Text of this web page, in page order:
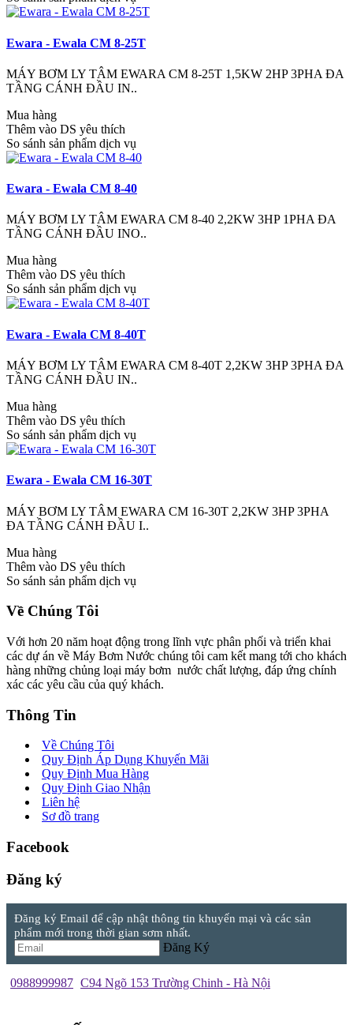
Ewara - Ewala CM 8-25T
MÁY BƠM LY TÂM EWARA CM 8-25T 1,5KW 2HP 3PHA ĐA
TẦNG CÁNH ĐẦU IN..
Mua hàng
Thêm vào DS yêu thích
So sánh sản phẩm dịch vụ
Ewara - Ewala CM 8-40
MÁY BƠM LY TÂM EWARA CM 8-40 2,2KW 3HP 1PHA ĐA
TẦNG CÁNH ĐẦU INO..
Mua hàng
Thêm vào DS yêu thích
So sánh sản phẩm dịch vụ
Ewara - Ewala CM 8-40T
MÁY BƠM LY TÂM EWARA CM 8-40T 2,2KW 3HP 3PHA ĐA
TẦNG CÁNH ĐẦU IN..
Mua hàng
Thêm vào DS yêu thích
So sánh sản phẩm dịch vụ
Ewara - Ewala CM 16-30T
MÁY BƠM LY TÂM EWARA CM 16-30T 2,2KW 3HP 3PHA
ĐA TẦNG CÁNH ĐẦU I..
Mua hàng
Thêm vào DS yêu thích
So sánh sản phẩm dịch vụ
Về Chúng Tôi
Với hơn 20 năm hoạt động trong lĩnh vực phân phối và triển khai
các dự án về Máy Bơm Nước chúng tôi cam kết mang tới cho khách
hàng những chủng loại máy bơm nước chất lượng, đáp ứng chính
xác các yêu cầu của quý khách.
Thông Tin
Về Chúng Tôi
Quy Định Áp Dụng Khuyến Mãi
Quy Định Mua Hàng
Quy Định Giao Nhận
Liên hệ
Sơ đồ trang
Facebook
Đăng ký
Đăng ký Email để cập nhật thông tin khuyến mại và các sản
phẩm mới trong thời gian sơm nhất.
Đăng Ký
0988999987 C94 Ngõ 153 Trường Chinh - Hà Nội